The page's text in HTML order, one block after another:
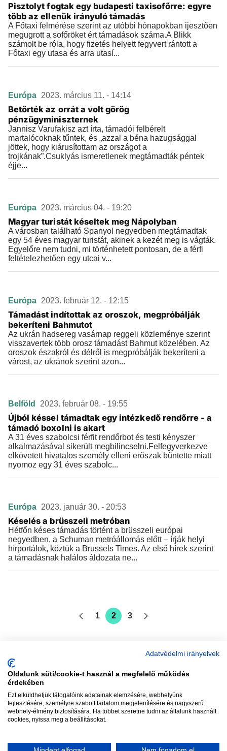
Pisztolyt fogtak egy budapesti taxisofőrre: egyre
több az ellenük irányuló támadás
A Főtaxi felmérése szerint az utóbbi hónapokban ijesztően
megugrott a sofőröket ért támadások száma.A Blikk
számolt be róla, hogy fizetés helyett fegyvert rántott a
Főtaxi egy utasa és arra utasí...
Európa 2023. március 11. - 14:14
Betörték az orrát a volt görög
pénzügyminiszternek
Jannisz Varufakisz azt írta, támadói felbérelt
martalócoknak tűntek, és „azzal a béna hazugsággal
jöttek, hogy kiárusítottam az országot a
trojkának”.Csuklyás ismeretlenek megtámadták péntek
éjje...
Európa 2023. március 04. - 19:20
Magyar turistát késeltek meg Nápolyban
A városban található Spanyol negyedben megtámadtak
egy 54 éves magyar turistát, akinek a kezét meg is vágták.
Egyelőre nem tudni, mi történhetett pontosan, de a férfi
feltételezhetően egy utcai v...
Európa 2023. február 12. - 12:15
Támadást indítottak az oroszok, megpróbálják
bekeríteni Bahmutot
Az ukrán hadsereg vasárnap reggeli közleménye szerint
visszavertek több orosz támadást Bahmut közelében. Az
oroszok északról és délről is megpróbálják bekeríteni a
várost, az ukránok szerint azon...
Belföld 2023. február 08. - 19:55
Újból késsel támadtak egy intézkedő rendőrre - a
támadó boxolni is akart
A 31 éves szabolcsi férfit rendőrbot és testi kényszer
alkalmazásával sikerült megbilincselni.Felfegyverkezve
elkövetett hivatalos személy elleni erőszak bűntette miatt
nyomoz egy 31 éves szabolc...
Európa 2023. január 30. - 20:53
Késelés a brüsszeli metróban
Hétfőn késes támadás történt a brüsszeli európai
negyedben, a Schuman metróállomás előtt – írják helyi
hírportálok, köztük a Brussels Times. Az első hírek szerint
a támadásnak halálos áldozata ne...
1 2 3
Szerkesztőség:szerk@vadhajtasok.hu
Modi:moderator@vadhajtasok.hu
AdatvédelemImpresszumSzerzői jogok
Adatvédelmi irányelvek
Oldalunk süti/cookie-t használ a megfelelő működés
érdekében
Ezt elküldhetjük látogatóink adatainak elemzésére, webhelyünk
fejlesztésére, személyre szabott tartalom megjelenítésére és nagyszerű
webhely-élmény biztosítására. Ha többet szeretne tudni az általunk használt
cookies, nyissa meg a beállításokat.